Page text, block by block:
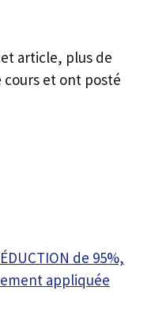
article, plus de
cours et ont posté
de 95%,
appliquée